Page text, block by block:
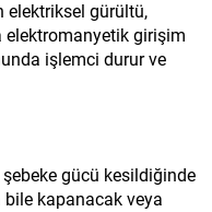
elektriksel gürültü,
elektromanyetik girişim
işlemci durur ve
şebeke gücü kesildiğinde
kapanacak veya